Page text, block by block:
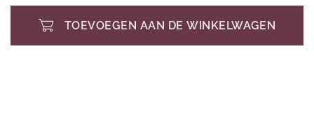
TOEVOEGEN AAN DE WINKELWAGEN